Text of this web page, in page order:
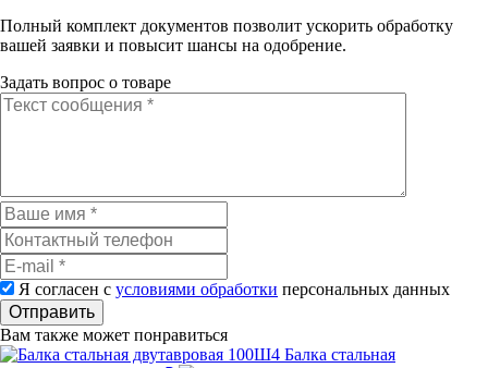
Полный комплект документов позволит ускорить обработку
вашей заявки и повысит шансы на одобрение.
Задать вопрос о товаре
Я согласен с условиями обработки персональных данных
Отправить
Вам также может понравиться
Балка стальная